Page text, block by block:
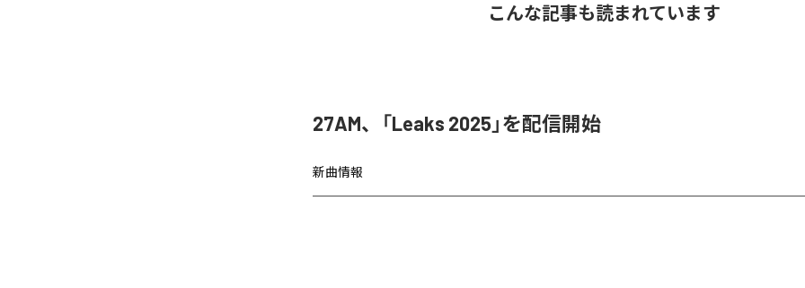
こんな記事も読まれています
27AM、「Leaks 2025」を配信開始
新曲情報